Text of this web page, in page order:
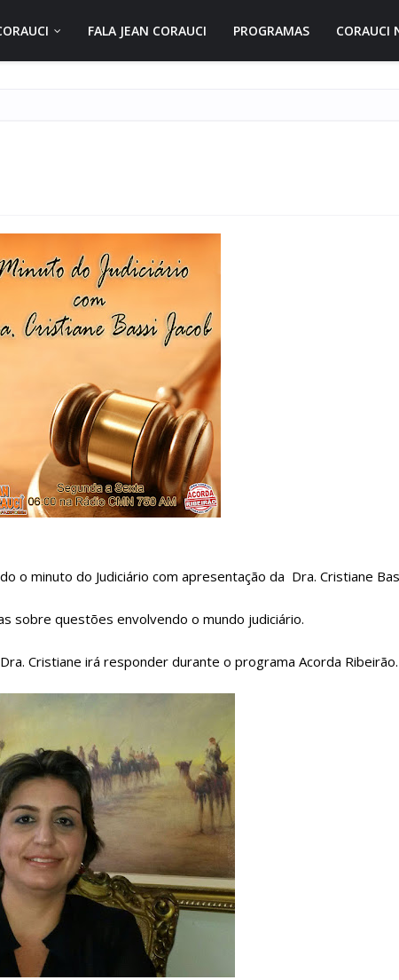
FALA JEAN CORAUCI PROGRAMAS CORAUCI
o minuto do Judiciário com apresentação da Dra. Cristiane
sobre questões envolvendo o mundo judiciário.
Cristiane irá responder durante o programa Acorda Ribeirão.